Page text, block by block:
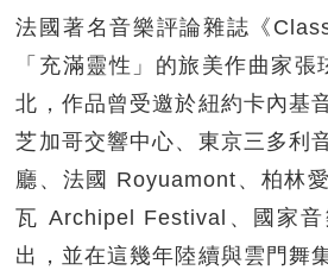
法國著名音樂評論雜誌《
「充滿靈性」的旅美作曲家
北，作品曾受邀於紐約卡內基
芝加哥交響中心、東京三多利
廳、法國 Royuamont、柏林
瓦 Archipel Festival、國家
出，並在這幾年陸續與雲門舞